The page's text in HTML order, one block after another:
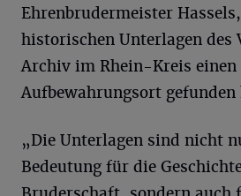
Ehrenbrudermeister
historischen Unterlagen des
Archiv im Rhein-Kreis einen
Aufbewahrungsort gefunden
„Die Unterlagen sind nicht
Bedeutung für die